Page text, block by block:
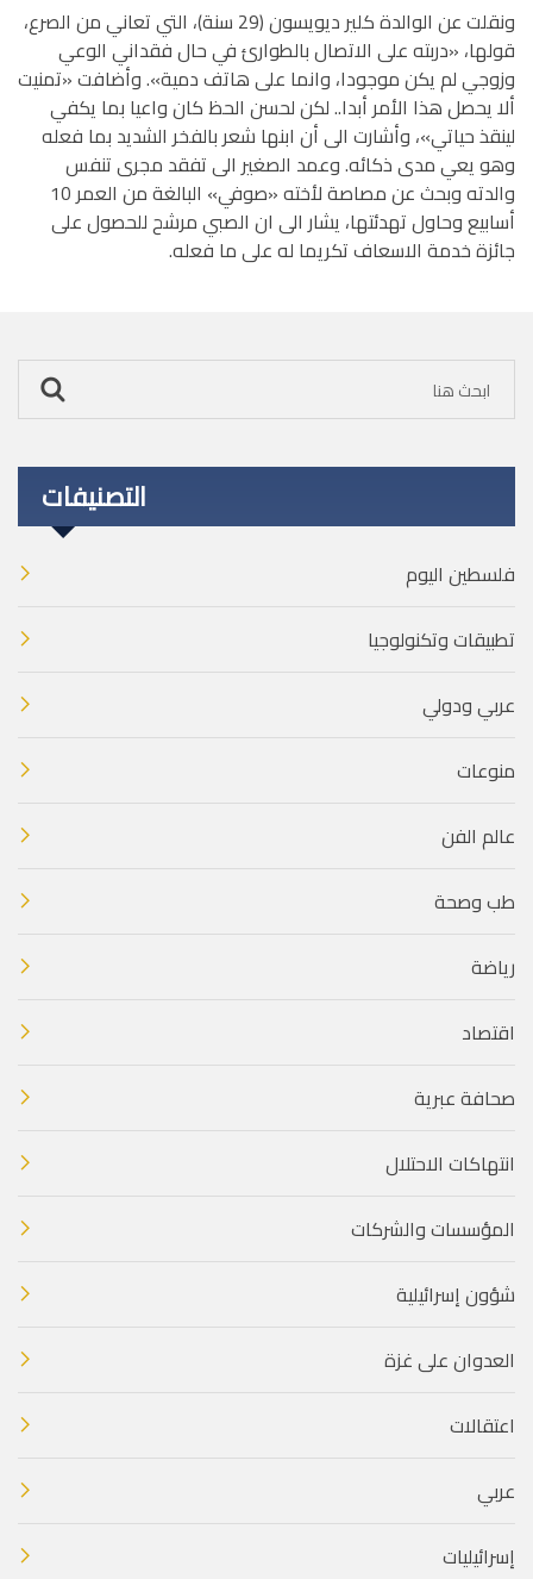
ونقلت عن الوالدة كلير ديويسون (29 سنة)، التي تعاني من الصرع،
قولها، «دربته على الاتصال بالطوارئ في حال فقداني الوعي
وزوجي لم يكن موجودا، وانما على هاتف دمية». وأضافت «تمنيت
ألا يحصل هذا الأمر أبدا.. لكن لحسن الحظ كان واعيا بما يكفي
لينقذ حياتي»، وأشارت الى أن ابنها شعر بالفخر الشديد بما فعله
وهو يعي مدى ذكائه. وعمد الصغير الى تفقد مجرى تنفس
والدته وبحث عن مصاصة لأخته «صوفي» البالغة من العمر 10
أسابيع وحاول تهدئتها، يشار الى ان الصبي مرشح للحصول على
جائزة خدمة الاسعاف تكريما له على ما فعله.
التصنيفات
فلسطين اليوم
تطبيقات وتكنولوجيا
عربي ودولي
منوعات
عالم الفن
طب وصحة
رياضة
اقتصاد
صحافة عبرية
انتهاكات الاحتلال
المؤسسات والشركات
شؤون إسرائيلية
العدوان على غزة
اعتقالات
عربي
إسرائيليات